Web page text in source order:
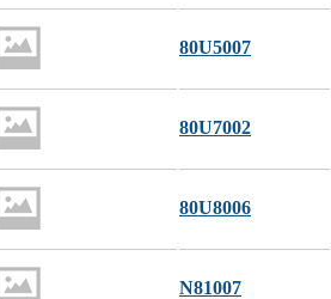
80U5007
80U7002
80U8006
N81007